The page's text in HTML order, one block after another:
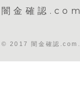
闇金確認.com
© 2017 闇金確認.com.